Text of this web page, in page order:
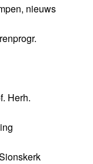
nieuws
Herh.